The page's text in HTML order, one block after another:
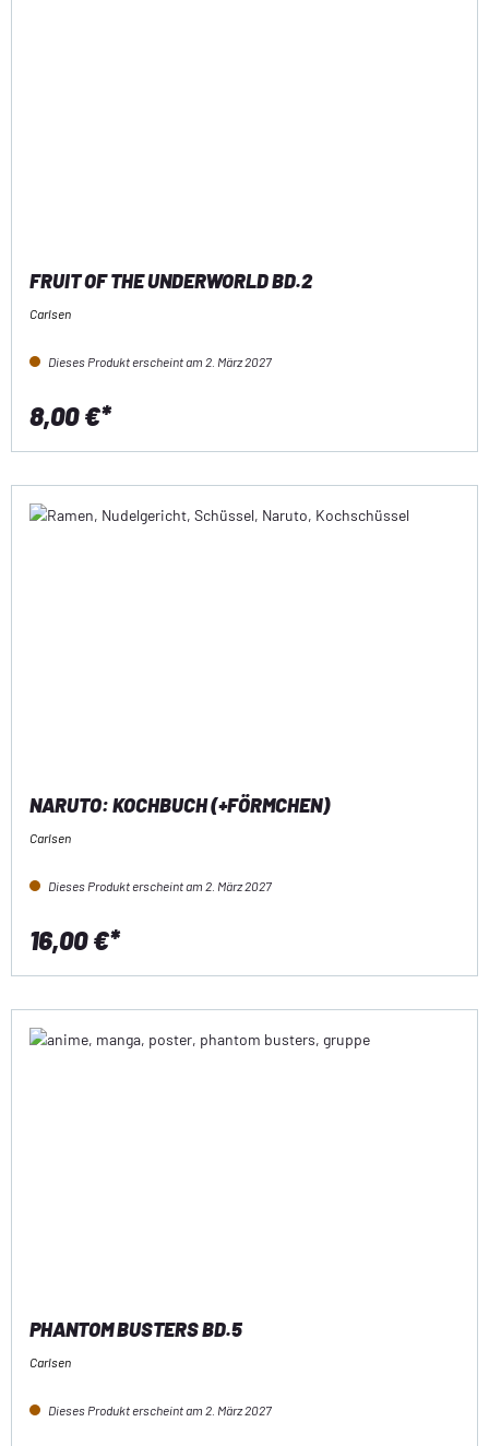
FRUIT OF THE UNDERWORLD BD.2
Carlsen
Dieses Produkt erscheint am 2. März 2027
8,00 €*
NARUTO: KOCHBUCH (+FÖRMCHEN)
Carlsen
Dieses Produkt erscheint am 2. März 2027
16,00 €*
PHANTOM BUSTERS BD.5
Carlsen
Dieses Produkt erscheint am 2. März 2027